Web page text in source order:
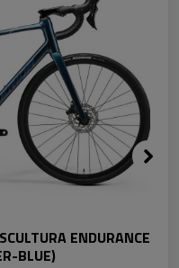
ENDURANCE
BLUE)